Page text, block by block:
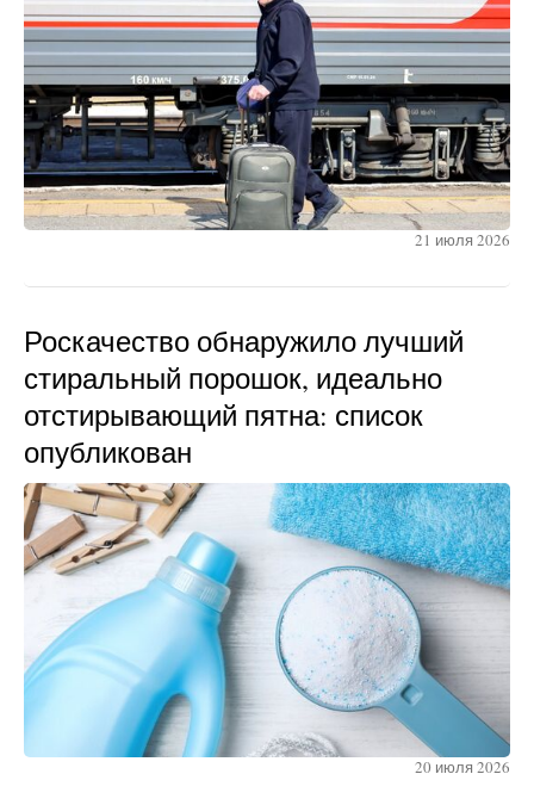
21 июля 2026
Роскачество обнаружило лучший
стиральный порошок, идеально
отстирывающий пятна: список
опубликован
20 июля 2026